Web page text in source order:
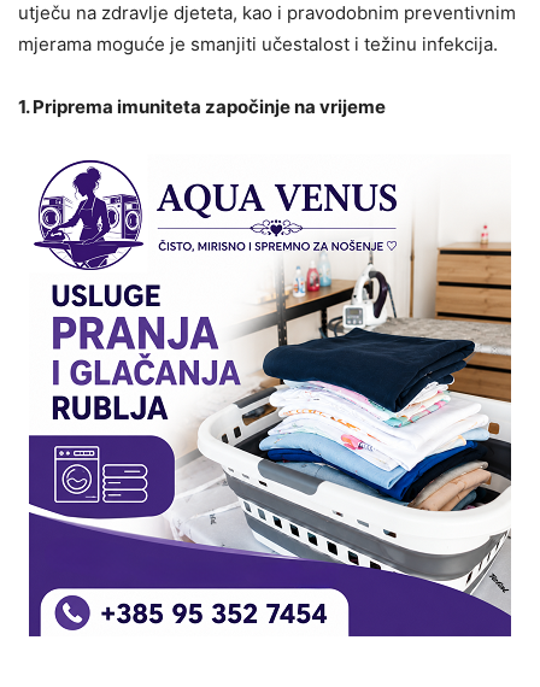
utječu na zdravlje djeteta, kao i pravodobnim preventivnim
mjerama moguće je smanjiti učestalost i težinu infekcija.
1. Priprema imuniteta započinje na vrijeme